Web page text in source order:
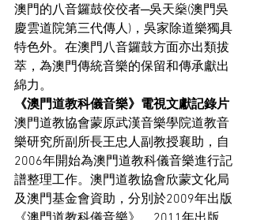
澳門的八音鑼鼓佼佼者─吳天燊(澳門吳
慶雲道院第三代傳人) ， 吳家除道樂獨具
特色外。在澳門八音鑼鼓方面亦出類拔
萃，為澳門傳統音樂的保留和傳承獻出
綿力。
《澳門道教科儀音樂》電視文獻記錄片
澳門道教協會蒙原武漢音樂學院道教音
樂研究所副所長王忠人副教授襄助，自
2006年開始為澳門道教科儀音樂進行記
譜整理工作。澳門道教協會欣蒙文化局
及澳門基金會資助，分別於2009年出版